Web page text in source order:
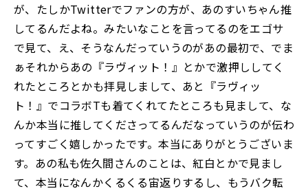
が、たしかTwitterでファンの方が、あのすいちゃん推
してるんだよね。みたいなことを言ってるのをエゴサ
で見て、え、そうなんだっていうのがあの最初で、でま
ぁそれからあの『ラヴィット！』とかで激押ししてく
れたところとかも拝見しまして、あと『ラヴィッ
ト！』でコラボTも着てくれてたところも見まして、な
んか本当に推してくださってるんだなっていうのが伝わ
ってすごく嬉しかったです。本当にありがとうございま
す。あの私も佐久間さんのことは、紅白とかで見まし
て、本当になんかくるくる宙返りするし、もうバク転